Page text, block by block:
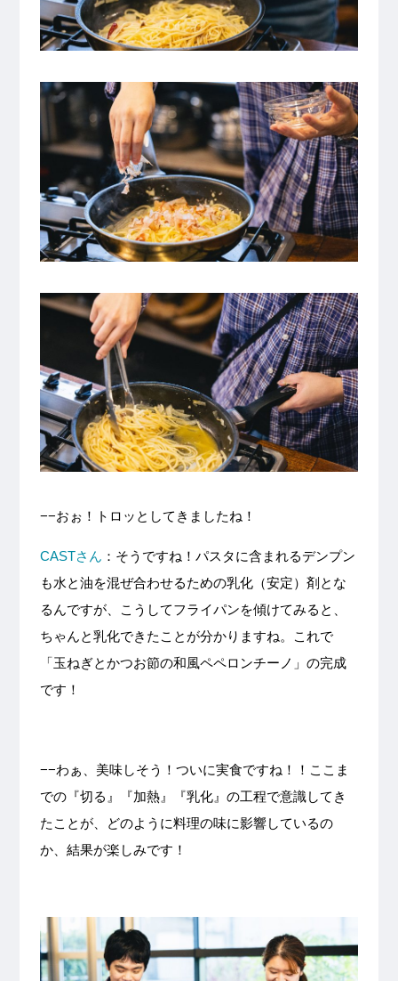
−−おぉ！トロッとしてきましたね！
CASTさん ：そうですね！パスタに含まれるデンプン
も水と油を混ぜ合わせるための乳化（安定）剤とな
るんですが、こうしてフライパンを傾けてみると、
ちゃんと乳化できたことが分かりますね。これで
「玉ねぎとかつお節の和風ペペロンチーノ」の完成
です！
−−わぁ、美味しそう！ついに実食ですね！！ここま
での『切る』『加熱』『乳化』の工程で意識してき
たことが、どのように料理の味に影響しているの
か、結果が楽しみです！